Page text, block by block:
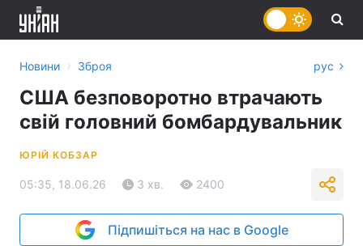
Новини › Зброя рус
США безповоротно втрачають
свій головний бомбардувальник
ЮРІЙ КОБЗАР
05:35, 18.06.26 3 хв. 2400
Підпишіться на нас в Google